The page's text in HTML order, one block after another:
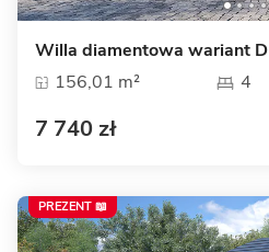
Willa diamentowa wariant D
156,01 m²
4
7 740 zł
PREZENT 📖